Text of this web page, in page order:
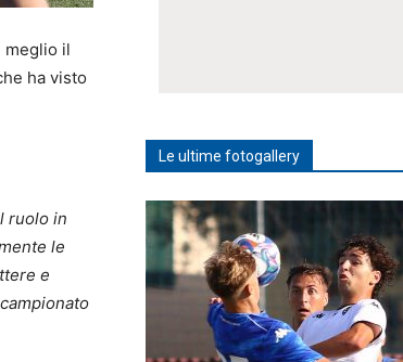
meglio il
ha visto
ruolo in
le
e
Le ultime fotogallery